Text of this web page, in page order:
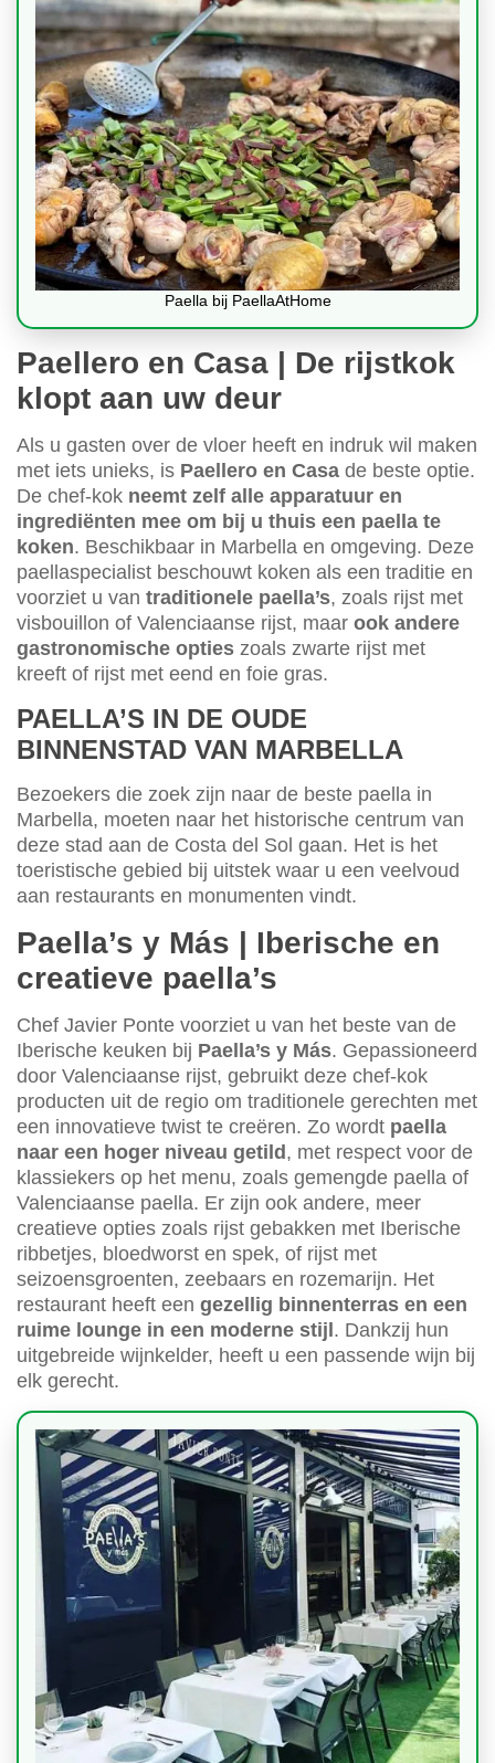
Paella bij PaellaAtHome
Paellero en Casa | De rijstkok
klopt aan uw deur
Als u gasten over de vloer heeft en indruk wil maken
met iets unieks, is Paellero en Casa de beste optie.
De chef-kok neemt zelf alle apparatuur en
ingrediënten mee om bij u thuis een paella te
koken. Beschikbaar in Marbella en omgeving. Deze
paellaspecialist beschouwt koken als een traditie en
voorziet u van traditionele paella’s, zoals rijst met
visbouillon of Valenciaanse rijst, maar ook andere
gastronomische opties zoals zwarte rijst met
kreeft of rijst met eend en foie gras.
PAELLA’S IN DE OUDE
BINNENSTAD VAN MARBELLA
Bezoekers die zoek zijn naar de beste paella in
Marbella, moeten naar het historische centrum van
deze stad aan de Costa del Sol gaan. Het is het
toeristische gebied bij uitstek waar u een veelvoud
aan restaurants en monumenten vindt.
Paella’s y Más | Iberische en
creatieve paella’s
Chef Javier Ponte voorziet u van het beste van de
Iberische keuken bij Paella’s y Más. Gepassioneerd
door Valenciaanse rijst, gebruikt deze chef-kok
producten uit de regio om traditionele gerechten met
een innovatieve twist te creëren. Zo wordt paella
naar een hoger niveau getild , met respect voor de
klassiekers op het menu, zoals gemengde paella of
Valenciaanse paella. Er zijn ook andere, meer
creatieve opties zoals rijst gebakken met Iberische
ribbetjes, bloedworst en spek, of rijst met
seizoensgroenten, zeebaars en rozemarijn. Het
restaurant heeft een gezellig binnenterras en een
ruime lounge in een moderne stijl . Dankzij hun
uitgebreide wijnkelder, heeft u een passende wijn bij
elk gerecht.